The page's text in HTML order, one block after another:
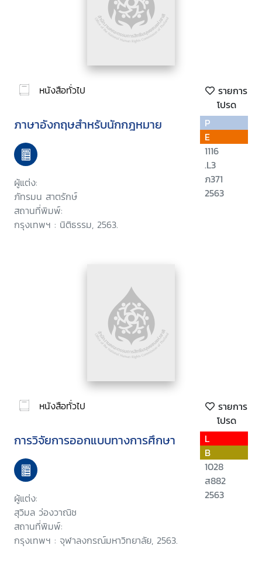
หนังสือทั่วไป
รายการ
โปรด
ภาษาอังกฤษสำหรับนักกฎหมาย
ผู้แต่ง:
ภัทรมน สาตรักษ์
สถานที่พิมพ์:
กรุงเทพฯ : นิติธรรม, 2563.
P
E
1116
.L3
ภ371
2563
หนังสือทั่วไป
รายการ
โปรด
การวิจัยการออกแบบทางการศึกษา
ผู้แต่ง:
สุวิมล ว่องวาณิช
สถานที่พิมพ์:
กรุงเทพฯ : จุฬาลงกรณ์มหาวิทยาลัย, 2563.
L
B
1028
ส882
2563